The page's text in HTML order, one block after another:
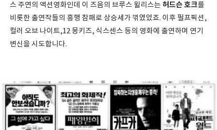
스 주연의 액션영화인데 이 즈음의 브루스 윌리스는 허드슨 호크를
비롯한 출연작들의 흥행 참패로 상승세가 꺾였었죠. 이후 펄프픽션,
컬러 오브 나이트,12 몽키즈, 식스센스 등의 영화에 출연하며 연기
변신을 시도합니다.